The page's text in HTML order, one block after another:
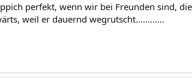
perfekt, wenn wir bei Freunden sind,
weil er dauernd wegrutscht............